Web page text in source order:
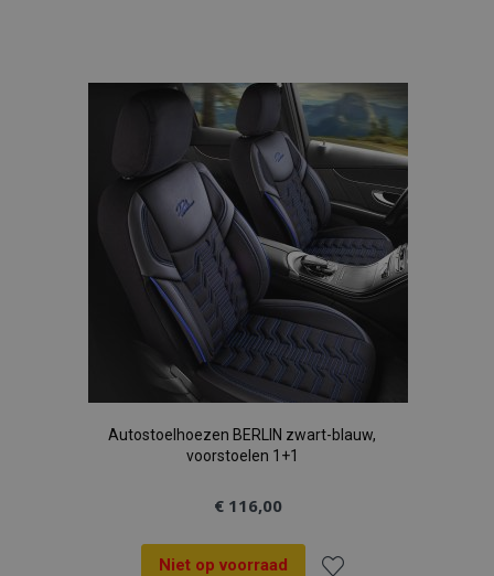
aan
verlanglijst
Autostoelhoezen BERLIN zwart-blauw,
voorstoelen 1+1
€ 116,00
Niet op voorraad